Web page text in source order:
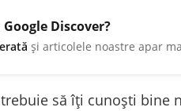
Discover?
și articolele noastre apar
să îți cunoști bine